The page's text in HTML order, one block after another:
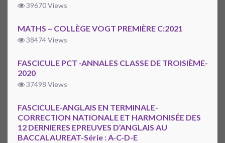
39670 Views
MATHS – COLLÈGE VOGT PREMIÈRE C:2021
38474 Views
FASCICULE PCT -ANNALES CLASSE DE TROISIÈME-
2020
37498 Views
FASCICULE-ANGLAIS EN TERMINALE-
CORRECTION NATIONALE ET HARMONISÉE DES
12 DERNIERES EPREUVES D’ANGLAIS AU
BACCALAUREAT-Série : A-C-D-E